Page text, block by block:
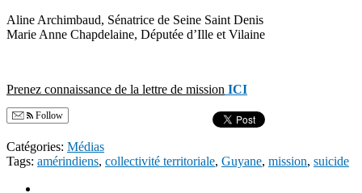
Aline Archimbaud, Sénatrice de Seine Saint Denis
Marie Anne Chapdelaine, Députée d’Ille et Vilaine
Prenez connaissance de la lettre de mission ICI
Follow
Catégories: Médias
Tags: amérindiens, collectivité territoriale, Guyane, mission, suicide